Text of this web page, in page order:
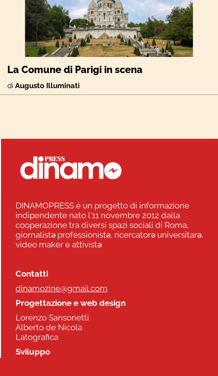
La Comune di Parigi in scena
di Augusto Illuminati
DINAMOPRESS è un progetto di informazione
indipendente nato l'11 novembre 2012 dalla
cooperazione tra diversi spazi sociali di Roma,
giornalistə professionistə, ricercatorə universitarə,
video maker e attivistə
Contatti
dinamozine@gmail.com
Progettazione e web design
Lorenzo Sansonetti
Alberto de Nicola
Latografica
Sviluppo